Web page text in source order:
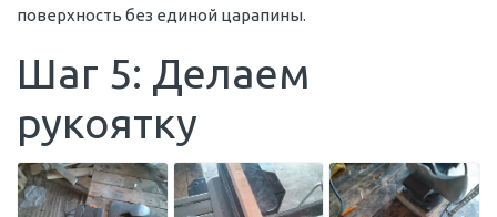
поверхность без единой царапины.
Шаг 5: Делаем
рукоятку